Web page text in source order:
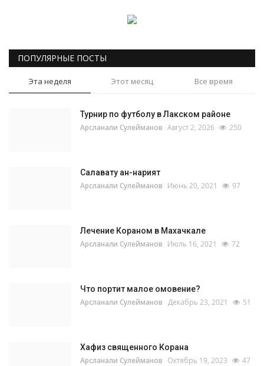
ПОПУЛЯРНЫЕ ПОСТЫ
Эта неделя Этот месяц Все время
Турнир по футболу в Лакском районе
Арсланали Сулейманов Август 2, 2026 250
Салавату ан-нарият
Арсланали Сулейманов Июнь 20, 2021 97
Лечение Кораном в Махачкале
Арсланали Сулейманов Июль 16, 2021 72
Что портит малое омовение?
Арсланали Сулейманов Декабрь 23, 2021 51
Хафиз священного Корана
Арсланали Сулейманов Октябрь 19, 2023 47